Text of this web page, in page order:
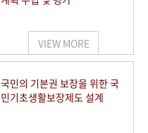
VIEW MORE
국민의 기본권 보장을 위한 국
민기초생활보장제도 설계